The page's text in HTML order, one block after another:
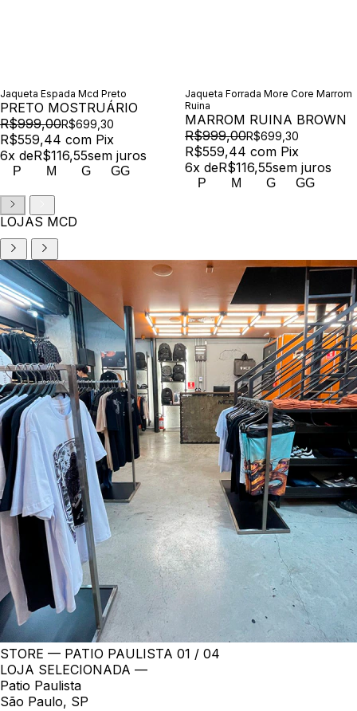
Jaqueta Espada Mcd Preto
PRETO MOSTRUÁRIO
R$999,00R$699,30
R$559,44 com Pix
6x deR$116,55sem juros
P M G GG
Jaqueta Forrada More Core Marrom
Ruina
MARROM RUINA BROWN
R$999,00R$699,30
R$559,44 com Pix
6x deR$116,55sem juros
P M G GG
LOJAS MCD
STORE — PATIO PAULISTA 01 / 04
LOJA SELECIONADA —
Patio Paulista
São Paulo, SP